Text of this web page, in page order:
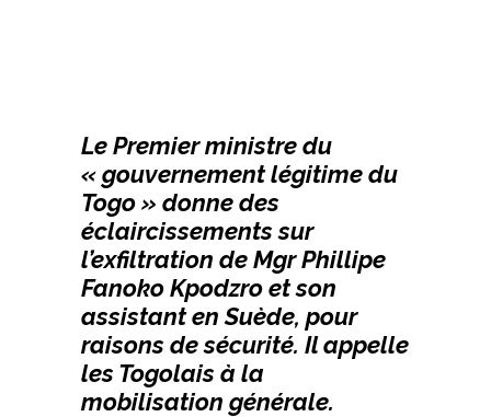
Le Premier ministre du
« gouvernement légitime du
Togo » donne des
éclaircissements sur
l’exfiltration de Mgr Phillipe
Fanoko Kpodzro et son
assistant en Suède, pour
raisons de sécurité. Il appelle
les Togolais à la
mobilisation générale.